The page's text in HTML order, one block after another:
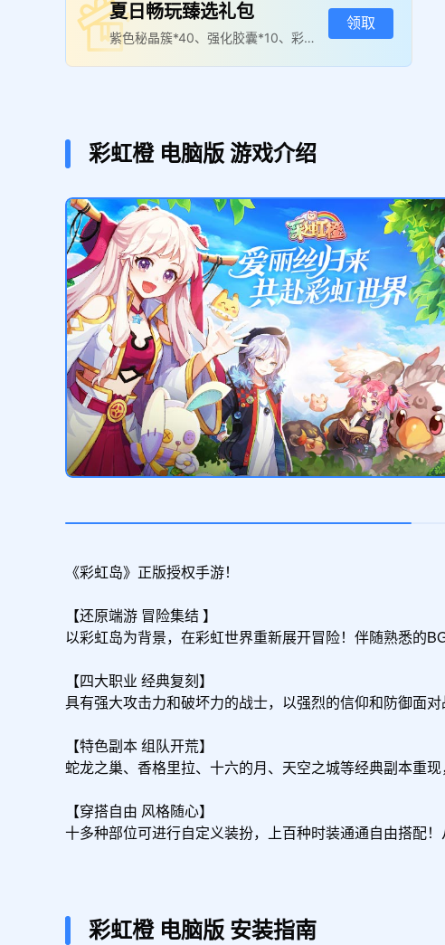
夏日畅玩臻选礼包
紫色秘晶簇*40、强化胶囊*10、彩虹
之石188
领取
彩虹橙 电脑版 游戏介绍
《彩虹岛》正版授权手游！
【还原端游 冒险集结 】
以彩虹岛为背景，在彩虹世界重新展开冒险！伴随熟悉的
【四大职业 经典复刻】
具有强大攻击力和破坏力的战士，以强烈的信仰和防御面
【特色副本 组队开荒】
蛇龙之巢、香格里拉、十六的月、天空之城等经典副本重
【穿搭自由 风格随心】
十多种部位可进行自定义装扮，上百种时装通通自由搭配
彩虹橙 电脑版 安装指南